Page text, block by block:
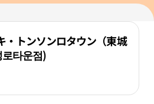
・トンソンロタウン（東城
타운점)